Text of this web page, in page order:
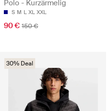
Polo - Kurzärmelig
S M L XL XXL
90 € 150 €
30% Deal